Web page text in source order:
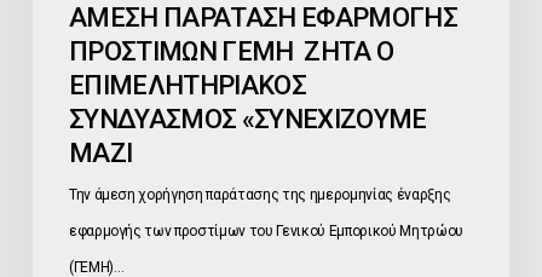
ΑΜΕΣΗ ΠΑΡΑΤΑΣΗ ΕΦΑΡΜΟΓΗΣ
ΠΡΟΣΤΙΜΩΝ ΓΕΜΗ ΖΗΤΑ Ο
ΕΠΙΜΕΛΗΤΗΡΙΑΚΟΣ
ΣΥΝΔΥΑΣΜΟΣ «ΣΥΝΕΧΙΖΟΥΜΕ
ΜΑΖΙ
Την άμεση χορήγηση παράτασης της ημερομηνίας έναρξης
εφαρμογής των προστίμων του Γενικού Εμπορικού Μητρώου
(ΓΕΜΗ)…